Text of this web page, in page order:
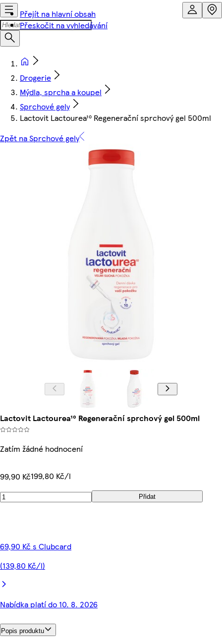
Přejít na hlavní obsah
Přeskočit na vyhledávání
Drogerie
Mýdla, sprcha a koupel
Sprchové gely
Lactovit Lactourea¹⁰ Regenerační sprchový gel 500ml
Zpět na Sprchové gely
Lactovit Lactourea¹⁰ Regenerační sprchový gel 500ml
Zatím žádné hodnocení
99,90 Kč199,80 Kč/l
Přidat
69,90 Kč s Clubcard
(139,80 Kč/l)
Nabídka platí do 10. 8. 2026
Popis produktu